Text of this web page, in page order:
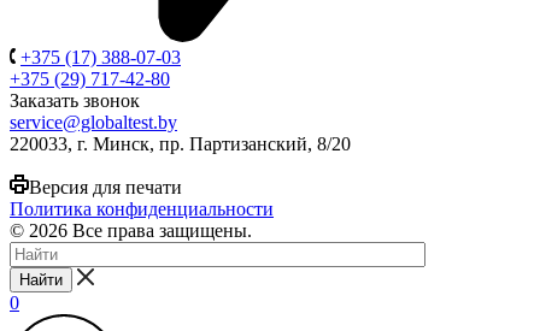
+375 (17) 388-07-03
+375 (29) 717-42-80
Заказать звонок
service@globaltest.by
220033, г. Минск, пр. Партизанский, 8/20
Версия для печати
Политика конфиденциальности
© 2026 Все права защищены.
Найти
0